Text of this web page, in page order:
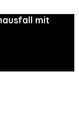
mit